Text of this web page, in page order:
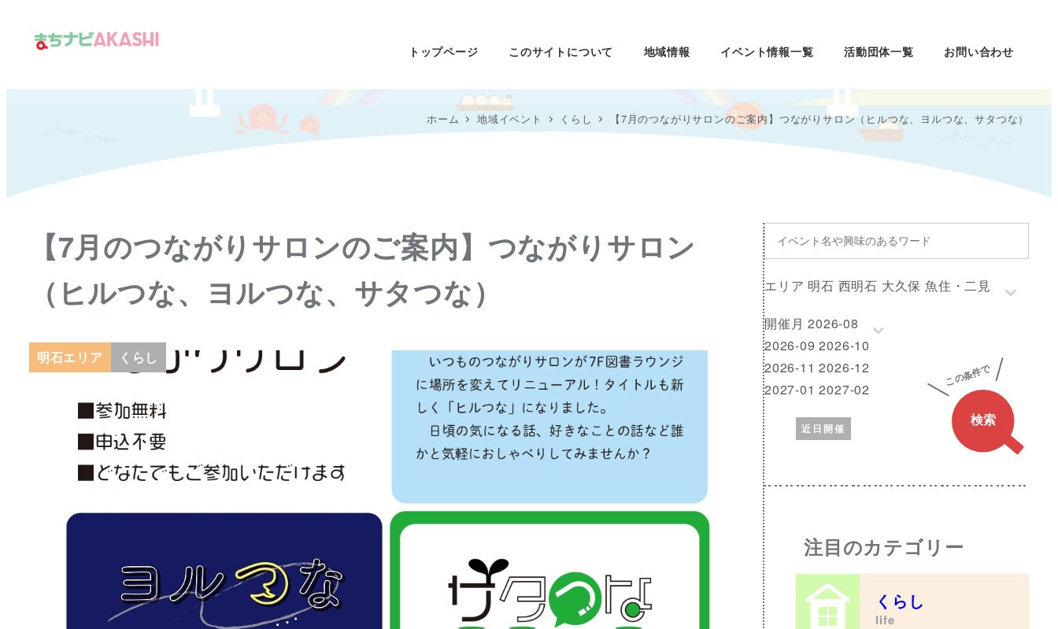
へ
トップページ このサイトについて 地域情報 イベント情報一覧 活動団体一覧 お問い合わせ
ホーム 地域イベント くらし 【7月のつながりサロンのご案内】つながりサロン（ヒルつな、ヨルつな、サタつな）
【7月のつながりサロンのご案内】つながりサロン
（ヒルつな、ヨルつな、サタつな）
明石エリア くらし
イ
ベ
ン
ト
名
や
興
味
の
あ
る
ワ
ー
ド
エ
リ
ア
エリア 明石 西明石 大久保 魚住・二見
開
催
月
開催月 2026-08
2026-09 2026-10
2026-11 2026-12
2027-01 2027-02
近日開催
注目のカテゴリー
くらし
life